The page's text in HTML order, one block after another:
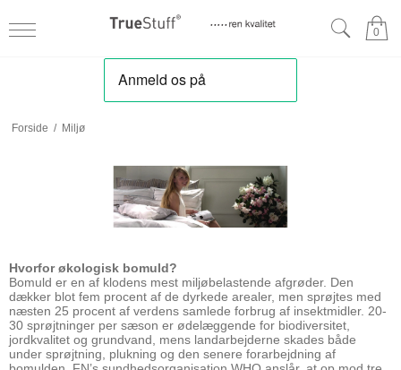
0
Forside / Miljø
Hvorfor økologisk bomuld?
Bomuld er en af klodens mest miljøbelastende afgrøder. Den
dækker blot fem procent af de dyrkede arealer, men sprøjtes med
næsten 25 procent af verdens samlede forbrug af insektmidler. 20-
30 sprøjtninger per sæson er ødelæggende for biodiversitet,
jordkvalitet og grundvand, mens landarbejderne skades både
under sprøjtning, plukning og den senere forarbejdning af